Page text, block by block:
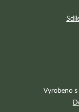
Vyrobeno s